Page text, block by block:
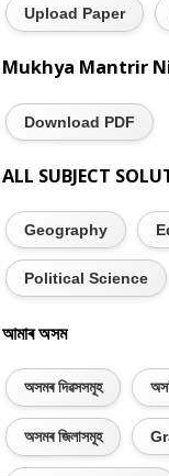
Upload Paper
Mukhya Mantrir
Download PDF
ALL SUBJECT
Geography
Political Science
আমাৰ অসম
অসমৰ দিৱসসমূহ
অসমৰ জিলাসমূহ